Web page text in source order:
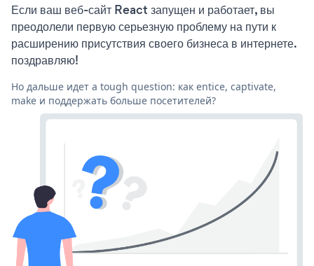
Если ваш веб-сайт React запущен и работает, вы
преодолели первую серьезную проблему на пути к
расширению присутствия своего бизнеса в интернете.
поздравляю!
Но дальше идет a tough question: как entice, captivate,
make и поддержать больше посетителей?